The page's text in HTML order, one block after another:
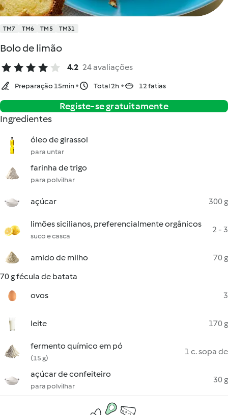
TM7 TM6 TM5 TM31
Bolo de limão
4.2 24 avaliações
Preparação 15min Total 2h 12 fatias
Registe-se gratuitamente
Ingredientes
óleo de girassol
para untar
farinha de trigo
para polvilhar
açúcar 300 g
limões sicilianos, preferencialmente orgânicos
suco e casca
2 - 3
amido de milho
70 g
70 g fécula de batata
ovos
3
leite 170 g
fermento químico em pó
(15 g)
1 c. sopa de
açúcar de confeiteiro
para polvilhar
30 g